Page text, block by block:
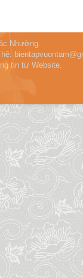
Nhường.
tin từ Website.